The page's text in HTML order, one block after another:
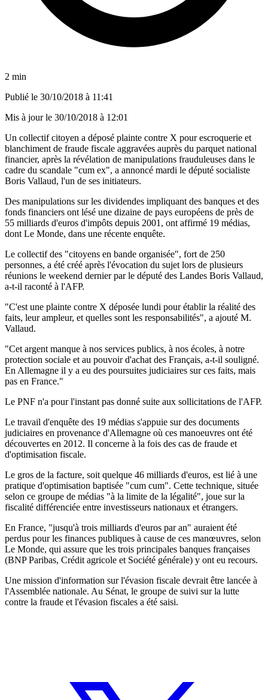
2 min
Publié le 30/10/2018 à 11:41
Mis à jour le 30/10/2018 à 12:01
Un collectif citoyen a déposé plainte contre X pour escroquerie et
blanchiment de fraude fiscale aggravées auprès du parquet national
financier, après la révélation de manipulations frauduleuses dans le
cadre du scandale "cum ex", a annoncé mardi le député socialiste
Boris Vallaud, l'un de ses initiateurs.
Des manipulations sur les dividendes impliquant des banques et des
fonds financiers ont lésé une dizaine de pays européens de près de
55 milliards d'euros d'impôts depuis 2001, ont affirmé 19 médias,
dont Le Monde, dans une récente enquête.
Le collectif des "citoyens en bande organisée", fort de 250
personnes, a été créé après l'évocation du sujet lors de plusieurs
réunions le weekend dernier par le député des Landes Boris Vallaud,
a-t-il raconté à l'AFP.
"C'est une plainte contre X déposée lundi pour établir la réalité des
faits, leur ampleur, et quelles sont les responsabilités", a ajouté M.
Vallaud.
"Cet argent manque à nos services publics, à nos écoles, à notre
protection sociale et au pouvoir d'achat des Français, a-t-il souligné.
En Allemagne il y a eu des poursuites judiciaires sur ces faits, mais
pas en France."
Le PNF n'a pour l'instant pas donné suite aux sollicitations de l'AFP.
Le travail d'enquête des 19 médias s'appuie sur des documents
judiciaires en provenance d'Allemagne où ces manoeuvres ont été
découvertes en 2012. Il concerne à la fois des cas de fraude et
d'optimisation fiscale.
Le gros de la facture, soit quelque 46 milliards d'euros, est lié à une
pratique d'optimisation baptisée "cum cum". Cette technique, située
selon ce groupe de médias "à la limite de la légalité", joue sur la
fiscalité différenciée entre investisseurs nationaux et étrangers.
En France, "jusqu'à trois milliards d'euros par an" auraient été
perdus pour les finances publiques à cause de ces manœuvres, selon
Le Monde, qui assure que les trois principales banques françaises
(BNP Paribas, Crédit agricole et Société générale) y ont eu recours.
Une mission d'information sur l'évasion fiscale devrait être lancée à
l'Assemblée nationale. Au Sénat, le groupe de suivi sur la lutte
contre la fraude et l'évasion fiscales a été saisi.